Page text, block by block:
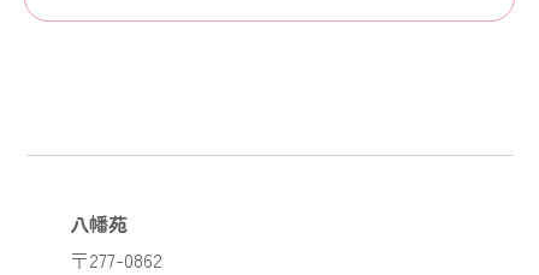
八幡苑
〒277-0862